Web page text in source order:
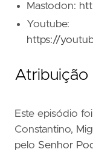
Mastodon:
Youtube:
https://
Atribuição
Este episódio
Constantino,
pelo Senhor